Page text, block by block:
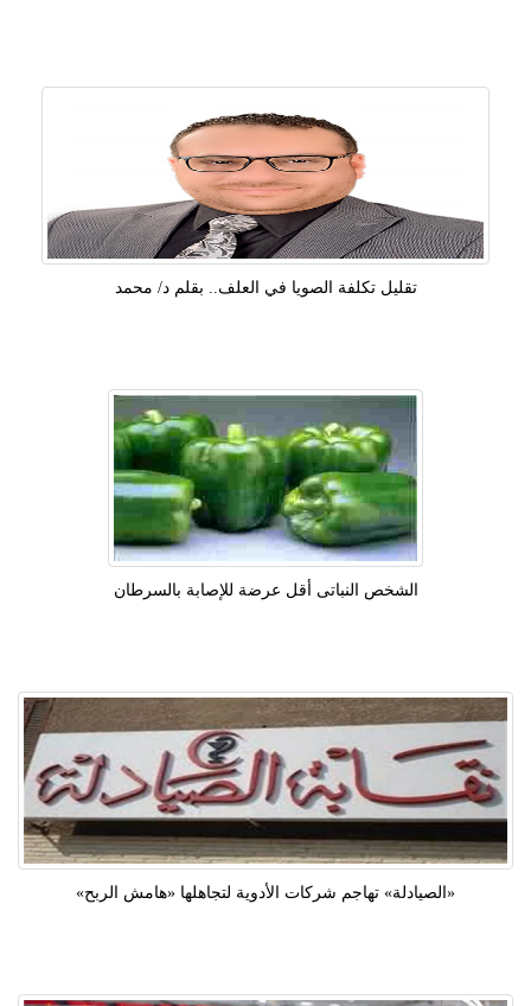
تقليل تكلفة الصويا في العلف.. بقلم د/ محمد
الشخص النباتى أقل عرضة للإصابة بالسرطان
«الصيادلة» تهاجم شركات الأدوية لتجاهلها «هامش الربح»